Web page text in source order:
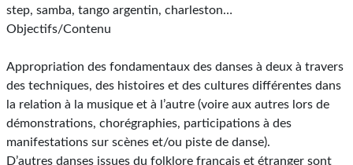
step, samba, tango argentin, charleston…
Objectifs/Contenu
Appropriation des fondamentaux des danses à deux à travers
des techniques, des histoires et des cultures différentes dans
la relation à la musique et à l’autre (voire aux autres lors de
démonstrations, chorégraphies, participations à des
manifestations sur scènes et/ou piste de danse).
D’autres danses issues du folklore français et étranger sont